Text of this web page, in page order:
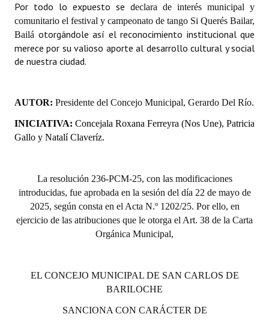
Por todo lo expuesto se declara de interés municipal y
comunitario el festival y campeonato de tango Si Querés Bailar,
Bailá otorgándole así el reconocimiento institucional que
merece por su valioso aporte al desarrollo cultural y social
de nuestra ciudad.
AUTOR: Presidente del Concejo Municipal, Gerardo Del Río.
INICIATIVA: Concejala Roxana Ferreyra (Nos Une), Patricia
Gallo y Natalí Claveríz.
La resolución 236-PCM-25, con las modificaciones
introducidas, fue aprobada en la sesión del día 22 de mayo de
2025, según consta en el Acta N.º 1202/25. Por ello, en
ejercicio de las atribuciones que le otorga el Art. 38 de la Carta
Orgánica Municipal,
EL CONCEJO MUNICIPAL DE SAN CARLOS DE
BARILOCHE
SANCIONA CON CARÁCTER DE